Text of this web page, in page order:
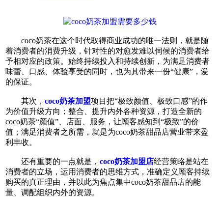
coco奶茶在这个时代取得商业成功的唯一法则，就是随
着消费者的消费升级，针对性的对愈发难以伺候的消费者给
予相对应的政策。始终持续投入和持续创新，为满足消费者
味蕾、口感、体验享受的同时，也为其带来一份“健康”，爱
的保证。
其次，coco奶茶加盟项目把“极致颜值、极致口感”的作
为价值升级方向；整合、提升内外各种资源，打造全新的
coco奶茶“颜值”、店面、服务，让顾客感知到“极致”的价
值；满足消费者之所需，就是为coco奶茶甜品店营业带来盈
利丰收。
还有重要的一点就是，coco奶茶加盟店经营策略是站在
消费者的立场，运用消费者的思维方式，准确定义顾客持续
购买的真正理由，并以此为焦点集中coco奶茶甜品店的能
量、调配组织内外的资源。